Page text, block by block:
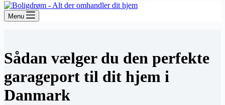
Menu
Sådan vælger du den perfekte
garageport til dit hjem i
Danmark